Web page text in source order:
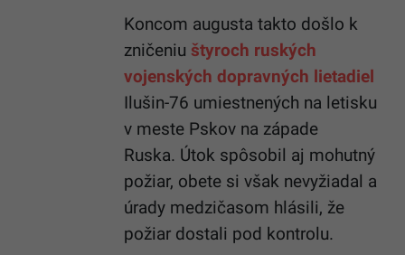
Koncom augusta takto došlo k
zničeniu štyroch ruských
vojenských dopravných lietadiel
Ilušin-76 umiestnených na letisku
v meste Pskov na západe
Ruska. Útok spôsobil aj mohutný
požiar, obete si však nevyžiadal a
úrady medzičasom hlásili, že
požiar dostali pod kontrolu.